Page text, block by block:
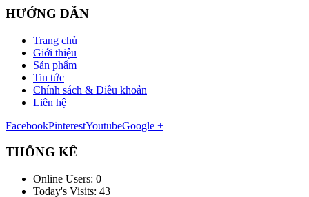
HƯỚNG DẪN
Trang chủ
Giới thiệu
Sản phẩm
Tin tức
Chính sách & Điều khoản
Liên hệ
FacebookPinterestYoutubeGoogle +
THỐNG KÊ
Online Users: 0
Today's Visits: 43